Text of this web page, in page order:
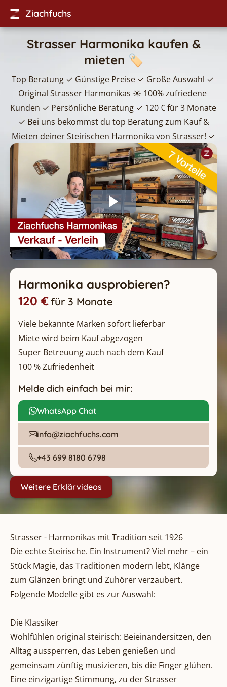
Ziachfuchs
Strasser Harmonika kaufen &
mieten 🏷️
Top Beratung ✓ Günstige Preise ✓ Große Auswahl ✓
Original Strasser Harmonikas ☀️ 100% zufriedene
Kunden ✓ Persönliche Beratung ✓ 120 € für 3 Monate
✓ Bei uns bekommst du top Beratung zum Kauf &
Mieten deiner Steirischen Harmonika von Strasser! ✓
Harmonika ausprobieren?
120 €für 3 Monate
Viele bekannte Marken sofort lieferbar
Miete wird beim Kauf abgezogen
Super Betreuung auch nach dem Kauf
100 % Zufriedenheit
Melde dich einfach bei mir:
WhatsApp Chat
info@ziachfuchs.com
+43 699 8180 6798
Weitere Erklärvideos
Strasser - Harmonikas mit Tradition seit 1926
Die echte Steirische. Ein Instrument? Viel mehr – ein
Stück Magie, das Traditionen modern lebt, Klänge
zum Glänzen bringt und Zuhörer verzaubert.
Folgende Modelle gibt es zur Auswahl:
Die Klassiker
Wohlfühlen original steirisch: Beieinandersitzen, den
Alltag aussperren, das Leben genießen und
gemeinsam zünftig musizieren, bis die Finger glühen.
Eine einzigartige Stimmung, zu der Strasser